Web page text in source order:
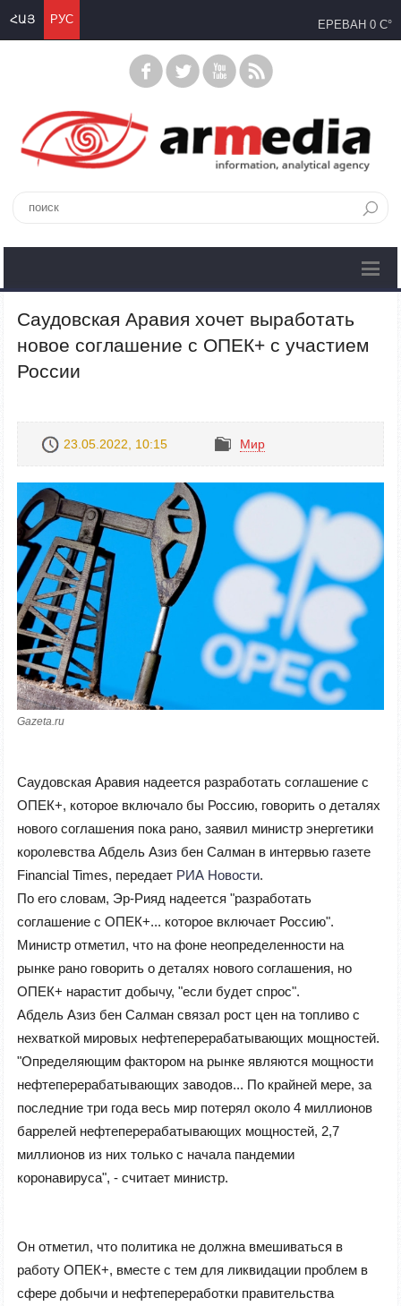
ՀԱՅ РУС ЕРЕВАН 0 C°
Саудовская Аравия хочет выработать
новое соглашение с ОПЕК+ с участием
России
23.05.2022, 10:15 Mир
Gazeta.ru
Саудовская Аравия надеется разработать соглашение с
ОПЕК+, которое включало бы Россию, говорить о деталях
нового соглашения пока рано, заявил министр энергетики
королевства Абдель Азиз бен Салман в интервью газете
Financial Times, передает РИА Новости.
По его словам, Эр-Рияд надеется "разработать
соглашение с ОПЕК+... которое включает Россию".
Министр отметил, что на фоне неопределенности на
рынке рано говорить о деталях нового соглашения, но
ОПЕК+ нарастит добычу, "если будет спрос".
Абдель Азиз бен Салман связал рост цен на топливо с
нехваткой мировых нефтеперерабатывающих мощностей.
"Определяющим фактором на рынке являются мощности
нефтеперерабатывающих заводов... По крайней мере, за
последние три года весь мир потерял около 4 миллионов
баррелей нефтеперерабатывающих мощностей, 2,7
миллионов из них только с начала пандемии
коронавируса", - считает министр.
Он отметил, что политика не должна вмешиваться в
работу ОПЕК+, вместе с тем для ликвидации проблем в
сфере добычи и нефтепереработки правительства